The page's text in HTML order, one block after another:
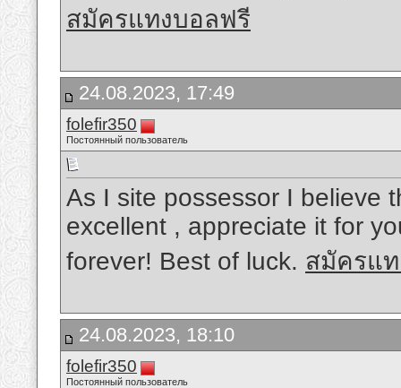
สมัครแทงบอลฟรี
24.08.2023, 17:49
folefir350
Постоянный пользователь
As I site possessor I believe
excellent , appreciate it for
forever! Best of luck. สมัครแ
24.08.2023, 18:10
folefir350
Постоянный пользователь